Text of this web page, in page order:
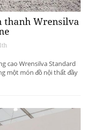
thanh Wrensilva
cao Wrensilva Standard
một món đồ nội thất đầy